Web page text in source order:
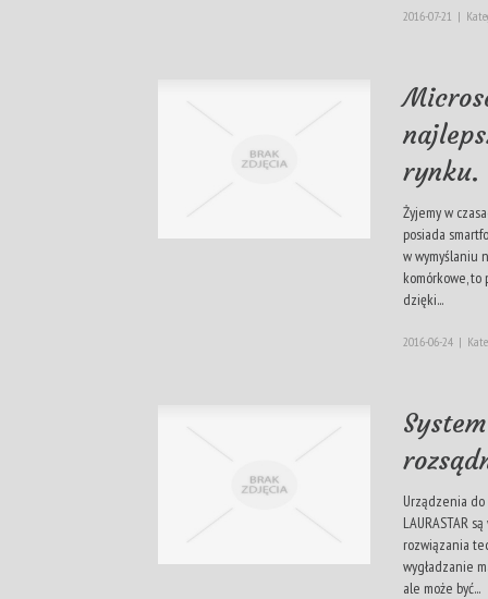
2016-07-21 |
rynku.
Żyjemy w
posiada
w wymyślaniu
komórkowe,
dzięki...
2016-06-24 |
Urządzenia
LAURASTAR
rozwiązania
wygładzanie
ale może być...